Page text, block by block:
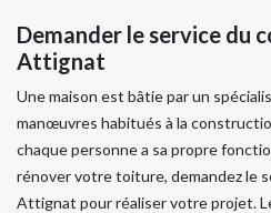
Demander le service du
Attignat
Une maison est bâtie par un
manœuvres habitués à la
chaque personne a sa propre
rénover votre toiture, demandez le
Attignat pour réaliser votre projet.